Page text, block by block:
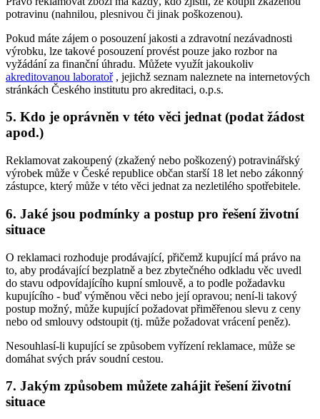
potravinu (nahnilou, plesnivou či jinak poškozenou).
Pokud máte zájem o posouzení jakosti a zdravotní nezávadnosti
výrobku, lze takové posouzení provést pouze jako rozbor na
vyžádání za finanční úhradu. Můžete využít jakoukoliv
akreditovanou laboratoř, jejichž seznam naleznete na internetových
stránkách Českého institutu pro akreditaci, o.p.s.
5. Kdo je oprávněn v této věci jednat (podat žádost
apod.)
Reklamovat zakoupený (zkažený nebo poškozený) potravinářský
výrobek může v České republice občan starší 18 let nebo zákonný
zástupce, který může v této věci jednat za nezletilého spotřebitele.
6. Jaké jsou podmínky a postup pro řešení životní
situace
O reklamaci rozhoduje prodávající, přičemž kupující má právo na
to, aby prodávající bezplatně a bez zbytečného odkladu věc uvedl
do stavu odpovídajícího kupní smlouvě, a to podle požadavku
kupujícího - buď výměnou věci nebo její opravou; není-li takový
postup možný, může kupující požadovat přiměřenou slevu z ceny
nebo od smlouvy odstoupit (tj. může požadovat vrácení peněz).
Nesouhlasí-li kupující se způsobem vyřízení reklamace, může se
domáhat svých práv soudní cestou.
7. Jakým způsobem můžete zahájit řešení životní
situace